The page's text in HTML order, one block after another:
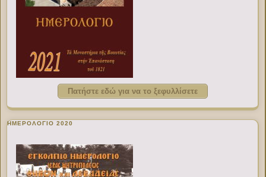
Πατήστε εδώ για να το ξεφυλλίσετε
ΗΜΕΡΟΛΟΓΙΟ 2020